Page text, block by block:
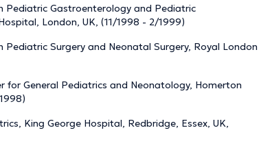
Pediatric Gastroenterology and Pediatric
London, UK, (11/1998 - 2/1999)
Pediatric Surgery and Neonatal Surgery, Royal London
for General Pediatrics and Neonatology, Homerton
King George Hospital, Redbridge, Essex, UK,